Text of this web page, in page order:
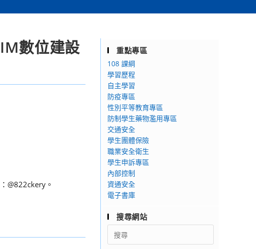
數位建設
@822ckery。
重點專區
108 課綱
學習歷程
自主學習
防疫專區
性別平等教育專區
防制學生藥物濫用專區
交通安全
學生團體保險
職業安全衛生
學生申訴專區
內部控制
資通安全
電子書庫
搜尋網站
Search
for: